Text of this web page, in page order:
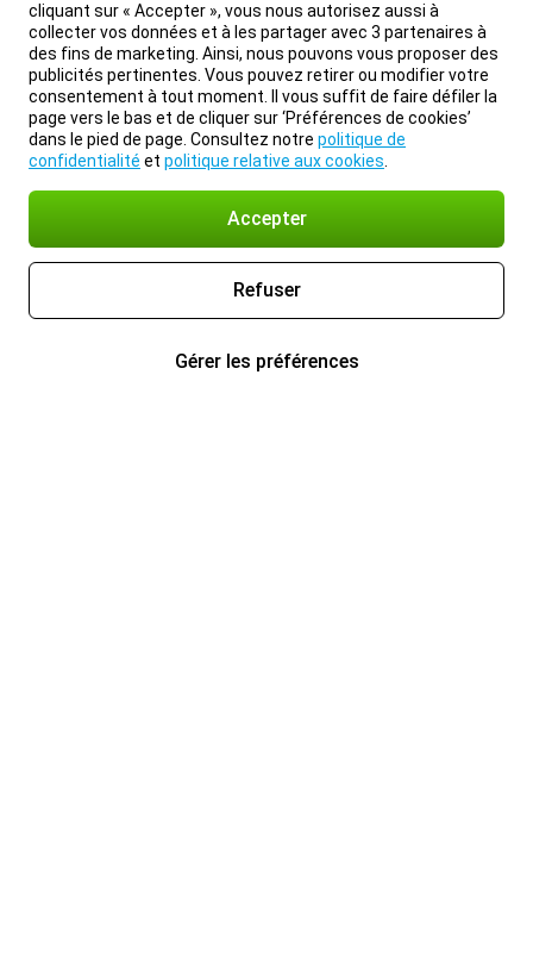
cliquant sur « Accepter », vous nous autorisez aussi à
collecter vos données et à les partager avec 3 partenaires à
des fins de marketing. Ainsi, nous pouvons vous proposer des
publicités pertinentes. Vous pouvez retirer ou modifier votre
consentement à tout moment. Il vous suffit de faire défiler la
page vers le bas et de cliquer sur ‘Préférences de cookies’
dans le pied de page. Consultez notre politique de
confidentialité et politique relative aux cookies
Accepter
Refuser
Gérer les préférences